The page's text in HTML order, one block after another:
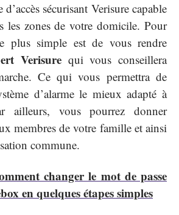
sécurisant Verisure capable
les zones de votre domicile. Pour
plus simple est de vous rendre
Verisure qui vous conseillera
Ce qui vous permettra de
d’alarme le mieux adapté à
ailleurs, vous pourrez donner
membres de votre famille et ainsi
commune.
changer le mot de passe
en quelques étapes simples